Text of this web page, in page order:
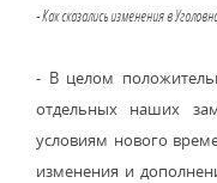
- Как сказались изменения в
- В целом
отдельных наших
условиям нового
изменения и